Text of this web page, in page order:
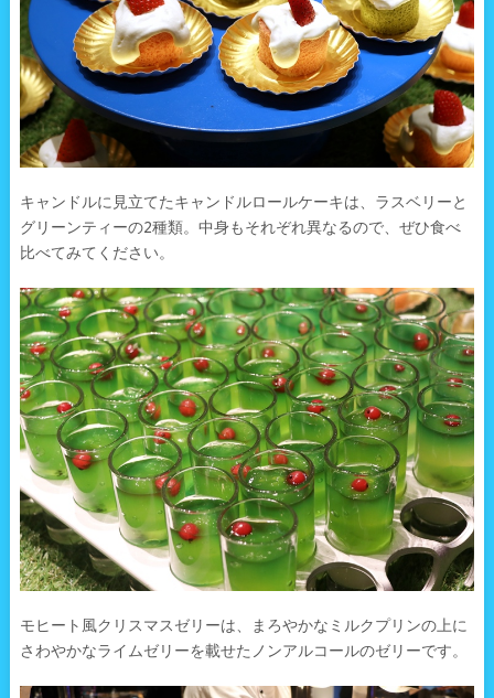
キャンドルに見立てたキャンドルロールケーキは、ラスベリーと
グリーンティーの2種類。中身もそれぞれ異なるので、ぜひ食べ
比べてみてください。
モヒート風クリスマスゼリーは、まろやかなミルクプリンの上に
さわやかなライムゼリーを載せたノンアルコールのゼリーです。